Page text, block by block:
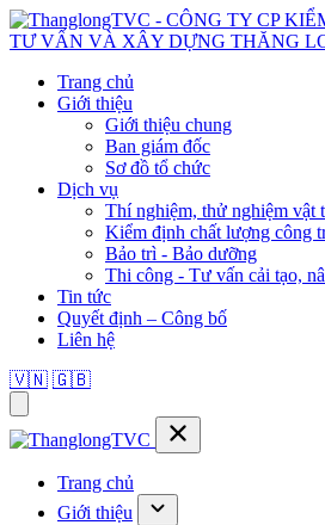
Trang chủ
Giới thiệu
Giới thiệu chung
Ban giám đốc
Sơ đồ tổ chức
Dịch vụ
Thí nghiệm, thử nghiệm vật
Kiểm định chất lượng công
Bảo trì - Bảo dưỡng
Thi công - Tư vấn cải tạo,
Tin tức
Quyết định – Công bố
Liên hệ
🇻🇳 🇬🇧
Trang chủ
Giới thiệu